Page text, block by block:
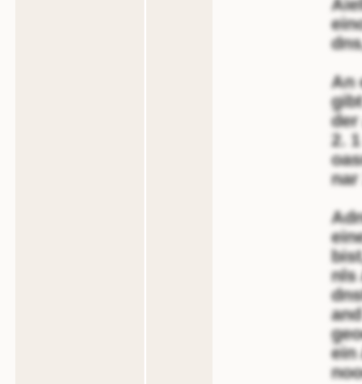
An
der
2.
nar
nls
ein